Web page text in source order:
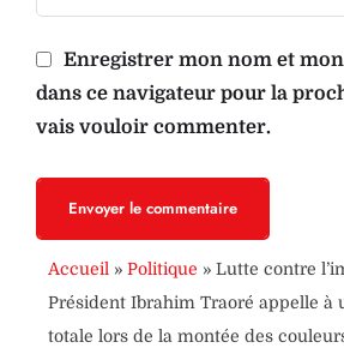
Enregistrer mon nom et
dans ce navigateur pour la
vais vouloir commenter.
Envoyer le commentaire
Accueil » Politique » Lutte contre
Président Ibrahim Traoré appelle à
totale lors de la montée des